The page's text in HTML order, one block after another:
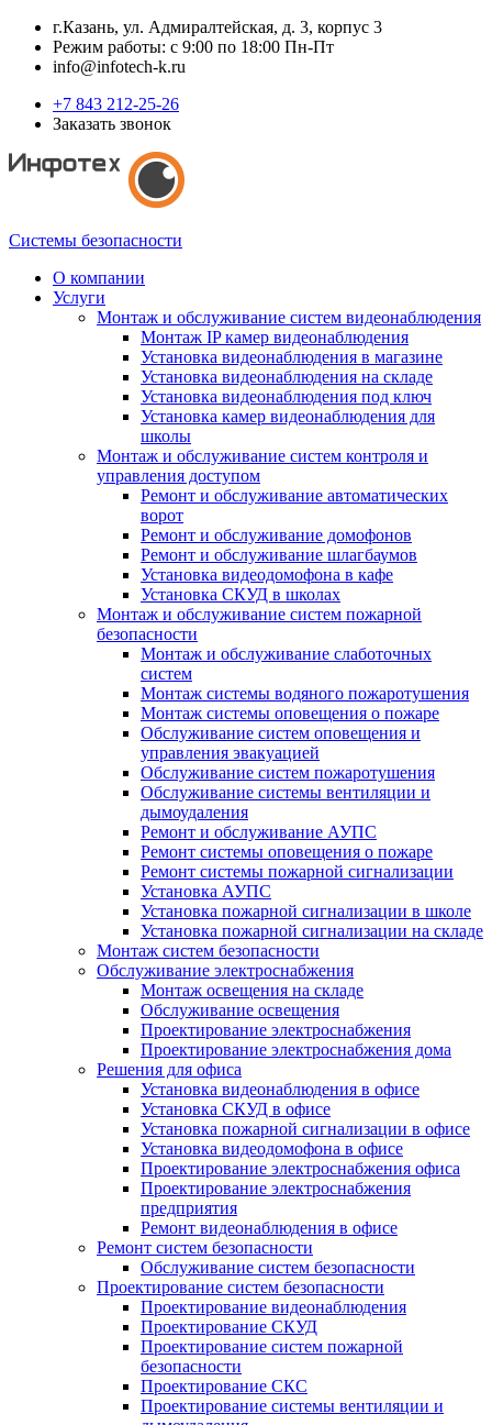
г.Казань, ул. Адмиралтейская, д. 3, корпус 3
Режим работы: с 9:00 по 18:00 Пн-Пт
info@infotech-k.ru
+7 843 212-25-26
Заказать звонок
Системы безопасности
О компании
Услуги
Монтаж и обслуживание систем видеонаблюдения
Монтаж IP камер видеонаблюдения
Установка видеонаблюдения в магазине
Установка видеонаблюдения на складе
Установка видеонаблюдения под ключ
Установка камер видеонаблюдения для
школы
Монтаж и обслуживание систем контроля и
управления доступом
Ремонт и обслуживание автоматических
ворот
Ремонт и обслуживание домофонов
Ремонт и обслуживание шлагбаумов
Установка видеодомофона в кафе
Установка СКУД в школах
Монтаж и обслуживание систем пожарной
безопасности
Монтаж и обслуживание слаботочных
систем
Монтаж системы водяного пожаротушения
Монтаж системы оповещения о пожаре
Обслуживание систем оповещения и
управления эвакуацией
Обслуживание систем пожаротушения
Обслуживание системы вентиляции и
дымоудаления
Ремонт и обслуживание АУПС
Ремонт системы оповещения о пожаре
Ремонт системы пожарной сигнализации
Установка АУПС
Установка пожарной сигнализации в школе
Установка пожарной сигнализации на складе
Монтаж систем безопасности
Обслуживание электроснабжения
Монтаж освещения на складе
Обслуживание освещения
Проектирование электроснабжения
Проектирование электроснабжения дома
Решения для офиса
Установка видеонаблюдения в офисе
Установка СКУД в офисе
Установка пожарной сигнализации в офисе
Установка видеодомофона в офисе
Проектирование электроснабжения офиса
Проектирование электроснабжения
предприятия
Ремонт видеонаблюдения в офисе
Ремонт систем безопасности
Обслуживание систем безопасности
Проектирование систем безопасности
Проектирование видеонаблюдения
Проектирование СКУД
Проектирование систем пожарной
безопасности
Проектирование СКС
Проектирование системы вентиляции и